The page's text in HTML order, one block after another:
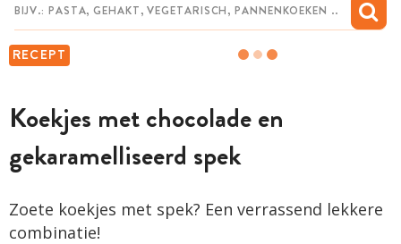
RECEPT
Koekjes met chocolade en
gekaramelliseerd spek
Zoete koekjes met spek? Een verrassend lekkere
combinatie!
MIJN BEWAARDE RECEPTEN